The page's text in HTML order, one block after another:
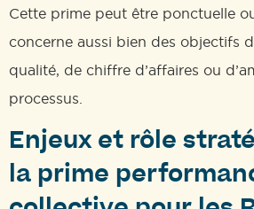
Cette prime peut être ponctuelle
concerne aussi bien des objectifs
qualité, de chiffre d’affaires ou
processus.
Enjeux et rôle
la prime